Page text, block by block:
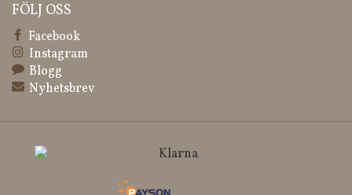
FÖLJ OSS
Facebook
Instagram
Blogg
Nyhetsbrev